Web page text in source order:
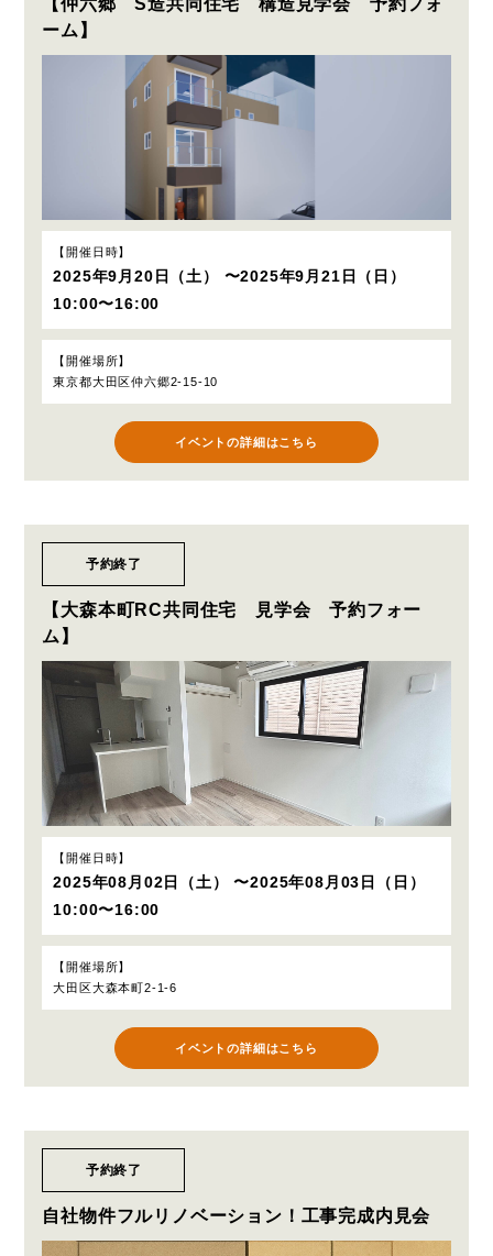
【仲六郷 S造共同住宅 構造見学会 予約フォ
ーム】
開催日時
2025年9月20日（土） 〜2025年9月21日（日）
10:00〜16:00
開催場所
東京都大田区仲六郷2-15-10
イベントの詳細はこちら
予約終了
【大森本町RC共同住宅 見学会 予約フォー
ム】
開催日時
2025年08月02日（土） 〜2025年08月03日（日）
10:00〜16:00
開催場所
大田区大森本町2-1-6
イベントの詳細はこちら
予約終了
自社物件フルリノベーション！工事完成内見会